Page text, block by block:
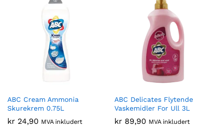
ABC Cream Ammonia
Skurekrem 0.75L
kr 24,90 MVA inkludert
ABC Delicates Flytende
Vaskemidler For Ull 3L
kr 89,90 MVA inkludert